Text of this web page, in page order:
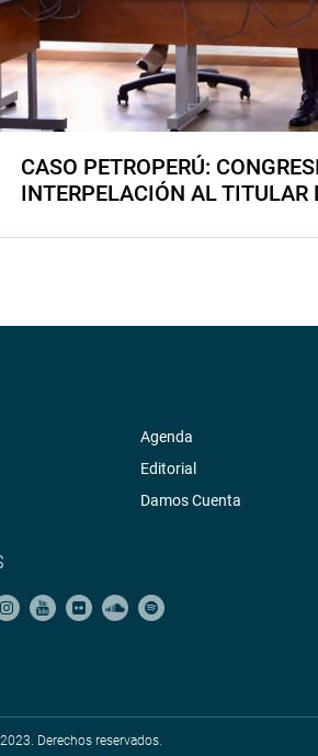
CASO PETROPERÚ:
INTERPELACIÓN AL TITULAR
Agenda
Editorial
Damos Cuenta
Derechos reservados.